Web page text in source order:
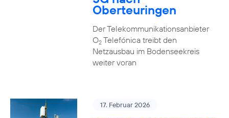
Oberteuringen
Der Telekommunikationsanbieter
O2Telefónica treibt den
Netzausbau im Bodenseekreis
weiter voran
17. Februar 2026